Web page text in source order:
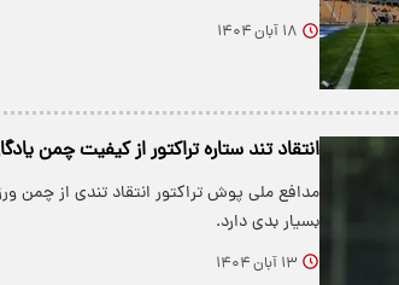
۱۸ آبان ۱۴۰۴
انتقاد تند ستاره تراکتور از کیفیت چمن
مدافع ملی پوش تراکتور انتقاد تندی از چمن
بسیار بدی دارد.
۱۳ آبان ۱۴۰۴